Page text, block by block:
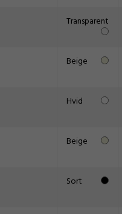
Transparent
Beige
Hvid
Beige
Sort